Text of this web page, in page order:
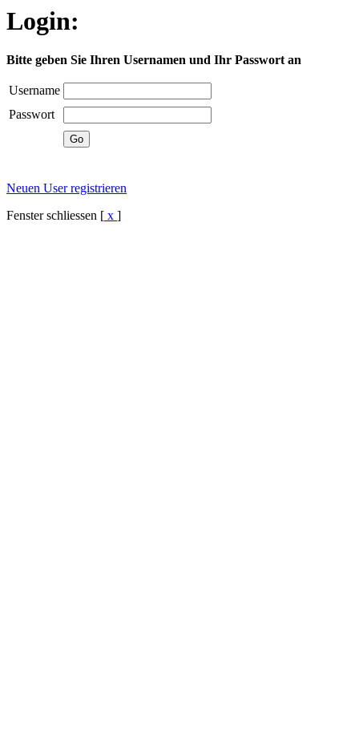
Login:
Bitte geben Sie Ihren Usernamen und Ihr Passwort an
Username
Passwort
Neuen User registrieren
Fenster schliessen [ x ]